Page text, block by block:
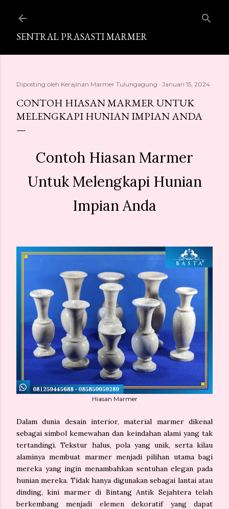
SENTRAL PRASASTI MARMER
Diposting oleh Kerajinan Marmer Tulungagung Januari 15, 2024
CONTOH HIASAN MARMER UNTUK
MELENGKAPI HUNIAN IMPIAN ANDA
Contoh Hiasan Marmer
Untuk Melengkapi Hunian
Impian Anda
Hiasan Marmer
Dalam dunia desain interior, material marmer dikenal
sebagai simbol kemewahan dan keindahan alami yang tak
tertandingi. Tekstur halus, pola yang unik, serta kilau
alaminya membuat marmer menjadi pilihan utama bagi
mereka yang ingin menambahkan sentuhan elegan pada
hunian mereka. Tidak hanya digunakan sebagai lantai atau
dinding, kini marmer di Bintang Antik Sejahtera telah
berkembang menjadi elemen dekoratif yang dapat